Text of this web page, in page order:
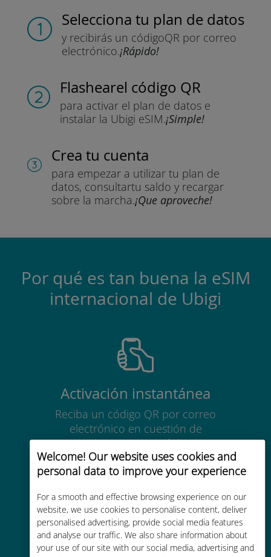
Welcome! Our website uses cookies and
personal data to improve your experience
For a smooth and effective browsing experience on our
website, we use cookies to personalise content, deliver
personalised advertising, provide social media features
and analyse our traffic. We also share information about
your use of our site with our social media, advertising and
Selecciona tu plan de datos
y recibirás un códigoQR por correo
electrónico.¡Rápido!
Flashearel código QR
para activar el plan de datos e
instalar la Ubigi eSIM.¡Simple!
Crea tu cuenta
para empezar a utilizar tu plan de
datos, consultartu saldo y recargar
sobre la marcha.¡Que aproveche!
Por qué es tan buena la eSIM
internacional de Ubigi
Activación instantánea
Reciba un código QR por correo
electrónico en cuestión de
minutos y escanéelo
Mundial
Conectividad celular mundial de